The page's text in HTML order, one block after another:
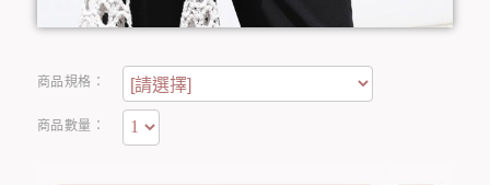
商品規格：
商品數量：